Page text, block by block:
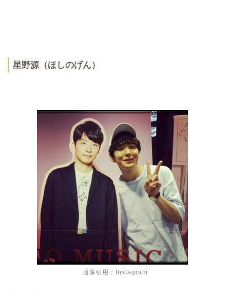
星野源（ほしのげん）
画像引用：Instagram